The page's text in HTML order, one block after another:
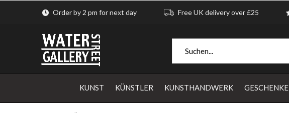
KUNST KÜNSTLER KUNSTHANDWERK GESCHENKE
Order by 2 pm for next day Free UK delivery over £25